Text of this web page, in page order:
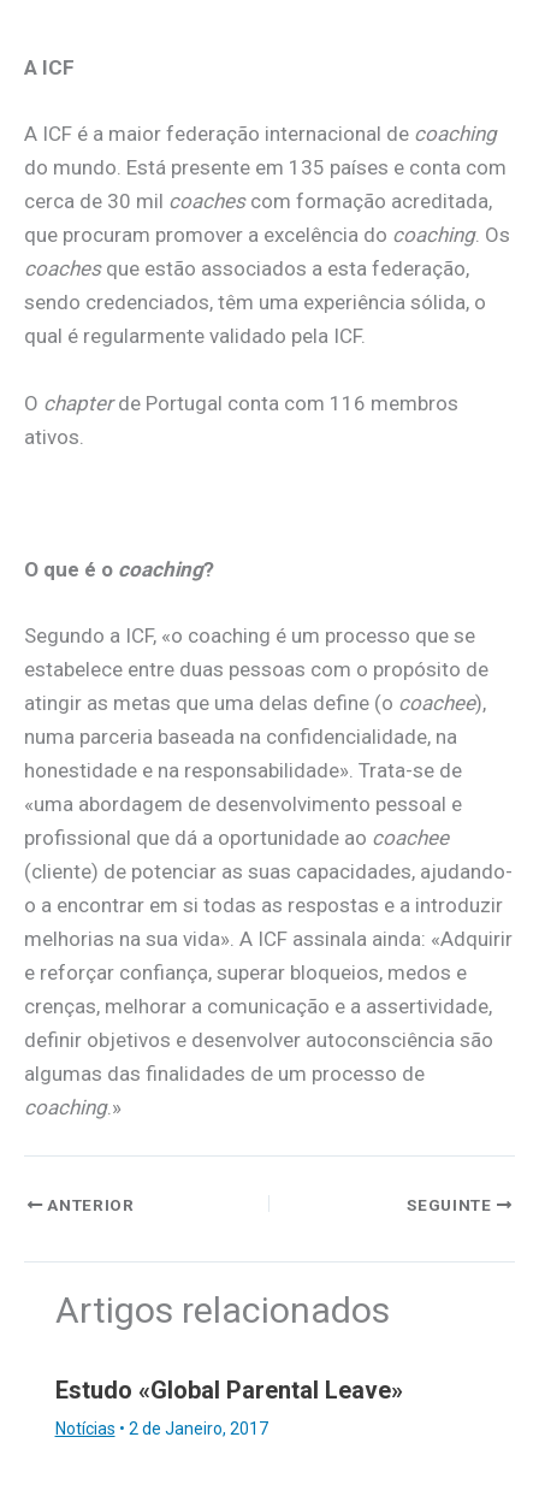
A ICF
A ICF é a maior federação internacional de coaching
do mundo. Está presente em 135 países e conta com
cerca de 30 mil coachescom formação acreditada,
que procuram promover a excelência do coaching. Os
coachesque estão associados a esta federação,
sendo credenciados, têm uma experiência sólida, o
qual é regularmente validado pela ICF.
O chapterde Portugal conta com 116 membros
ativos.
O que é o coaching?
Segundo a ICF, «o coaching é um processo que se
estabelece entre duas pessoas com o propósito de
atingir as metas que uma delas define (o coachee),
numa parceria baseada na confidencialidade, na
honestidade e na responsabilidade». Trata-se de
«uma abordagem de desenvolvimento pessoal e
profissional que dá a oportunidade ao coachee
(cliente) de potenciar as suas capacidades, ajudando-
o a encontrar em si todas as respostas e a introduzir
melhorias na sua vida». A ICF assinala ainda: «Adquirir
e reforçar confiança, superar bloqueios, medos e
crenças, melhorar a comunicação e a assertividade,
definir objetivos e desenvolver autoconsciência são
algumas das finalidades de um processo de
coaching.»
ANTERIOR SEGUINTE
Artigos relacionados
Estudo «Global Parental Leave»
Notícias • 2 de Janeiro, 2017